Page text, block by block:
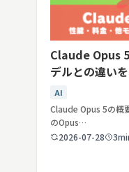
Claude Opus
デルとの違い
AI
Claude Opus 5の概
のOpus…
2026-07-28